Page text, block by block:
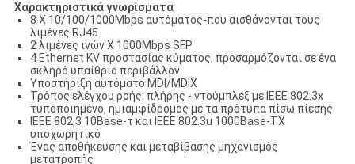
Χαρακτηριστικά γνωρίσματα
8 Χ 10/100/1000Mbps αυτόματος-που αισθάνονται τους
λιμένες RJ45
2 λιμένες ινών Χ 1000Mbps SFP
4 Ethernet KV προστασίας κύματος, προσαρμόζονται σε ένα
σκληρό υπαίθριο περιβάλλον
Υποστήριξη αυτόματο MDI/MDIX
Τρόπος ελέγχου ροής: πλήρης - ντούμπλεξ με IEEE 802.3x
τυποποιημένο, ημιαμφίδρομος με τα πρότυπα πίσω πίεσης
IEEE 802,3 10Base-τ και IEEE 802.3u 1000Base-TX
υποχωρητικό
Ένας αποθήκευσης και μεταβίβασης μηχανισμός
μετατροπής